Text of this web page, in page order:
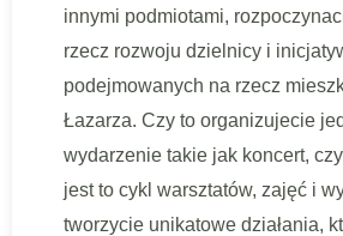
innymi podmiotami,
rzecz rozwoju dzielnicy i
podejmowanych na rzecz
Łazarza. Czy to organizujecie
wydarzenie takie jak koncert,
jest to cykl warsztatów, zajęć i
tworzycie unikatowe działania,